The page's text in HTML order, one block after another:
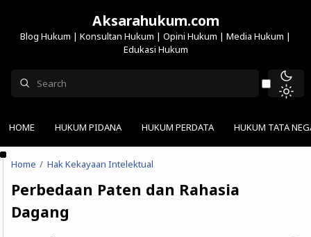
Aksarahukum.com
Blog Hukum | Konsultan Hukum | Opini Hukum | Media Hukum |
Edukasi Hukum
HOME HUKUM PIDANA HUKUM PERDATA HUKUM TATA
Home Hak Kekayaan Intelektual
Perbedaan Paten dan Rahasia
Dagang